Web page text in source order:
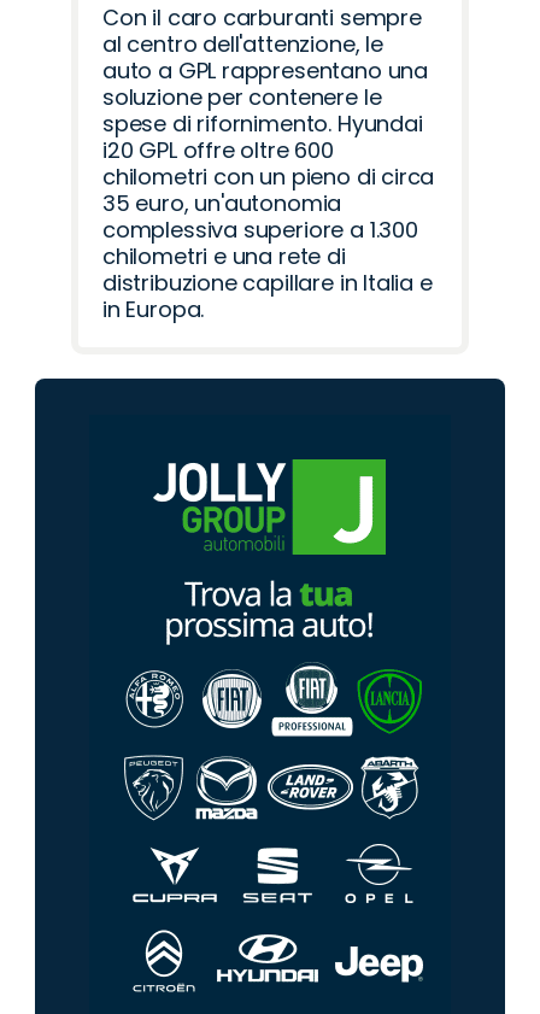
Con il caro carburanti sempre
al centro dell'attenzione, le
auto a GPL rappresentano una
soluzione per contenere le
spese di rifornimento. Hyundai
i20 GPL offre oltre 600
chilometri con un pieno di circa
35 euro, un'autonomia
complessiva superiore a 1.300
chilometri e una rete di
distribuzione capillare in Italia e
in Europa.